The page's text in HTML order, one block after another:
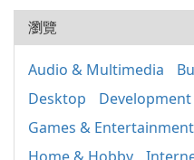
瀏覽
Audio & Multimedia
Desktop
Development
Games & Entertainment